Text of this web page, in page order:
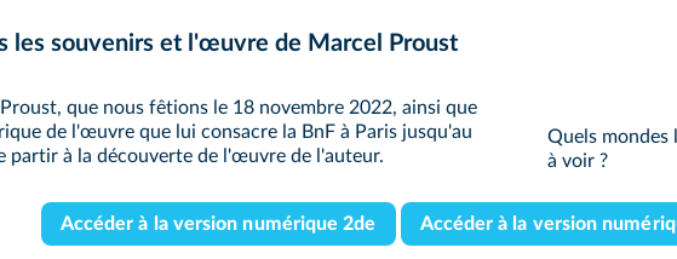
les souvenirs et l'œuvre de Marcel Proust
que nous fêtions le 18 novembre 2022, ainsi que
de l'œuvre que lui consacre la BnF à Paris jusqu'au
partir à la découverte de l'œuvre de l'auteur.
Quels
à voir ?
Accéder à la version numérique 2de Accéder à la version